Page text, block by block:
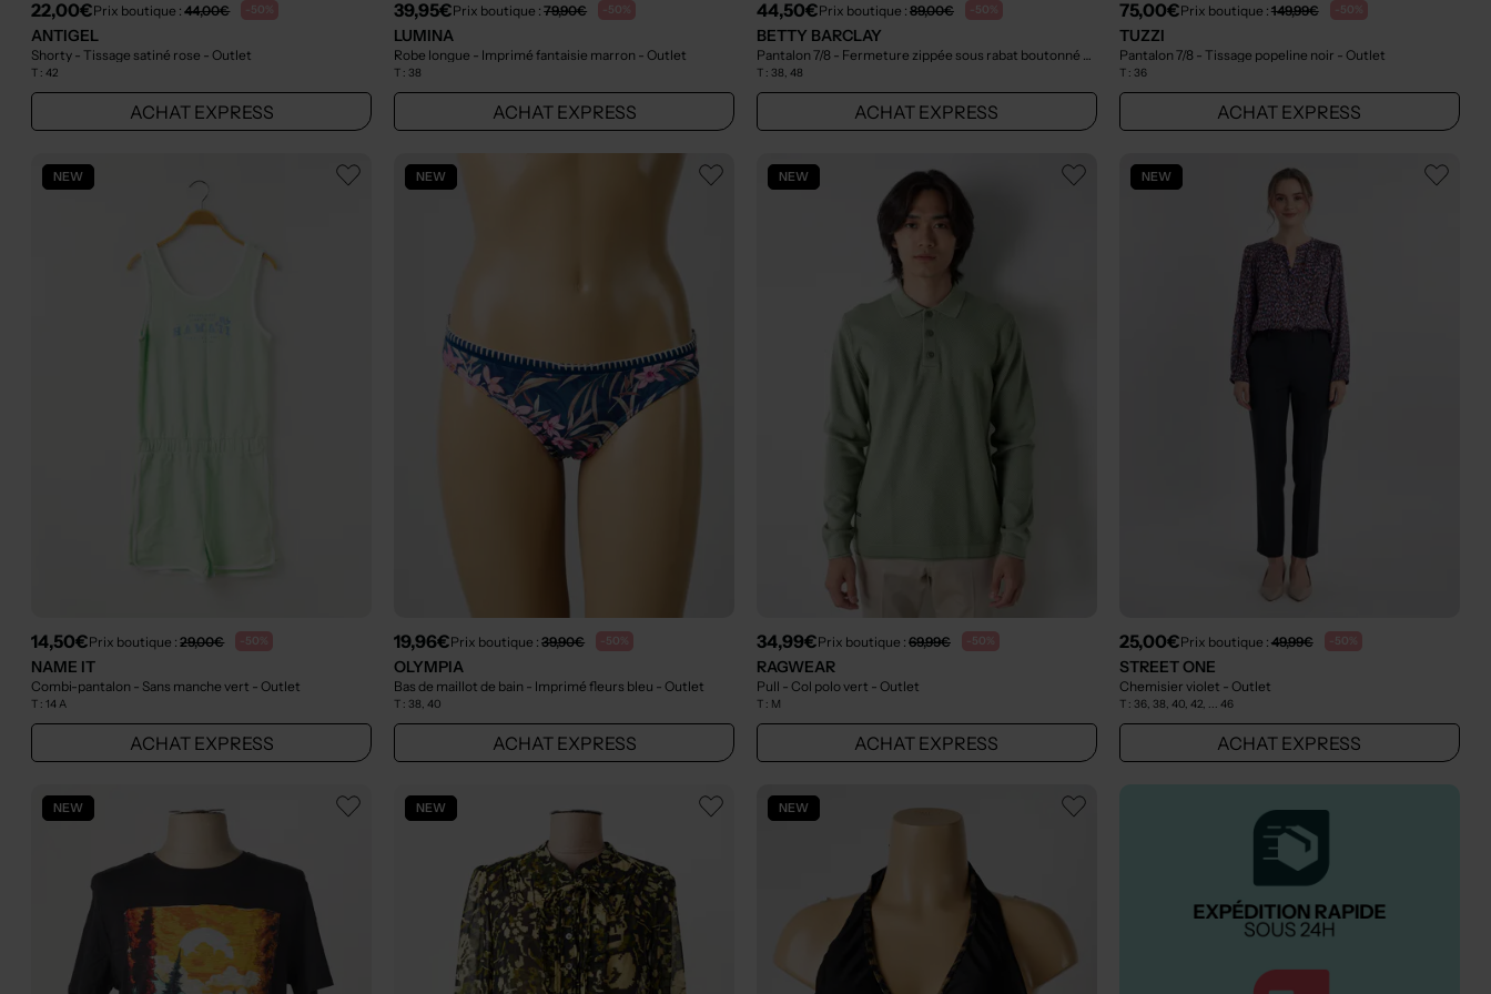
22,00€Prix boutique :44,00€ -50%
ANTIGEL
Shorty - Tissage satiné rose - Outlet
T :42
ACHAT EXPRESS
39,95€Prix boutique :79,90€ -50%
LUMINA
Robe longue - Imprimé fantaisie marron - Outlet
T :38
ACHAT EXPRESS
44,50€Prix boutique : 89,00€ -50%
BETTY BARCLAY
Pantalon 7/8 - Fermeture zippée sous rabat boutonné bleu - Outlet
T : 38, 48
ACHAT EXPRESS
75,00€Prix boutique : 149,99€ -50%
TUZZI
Pantalon 7/8 - Tissage popeline noir - Outlet
T : 36
ACHAT EXPRESS
NEW
14,50€Prix boutique :29,00€ -50%
NAME IT
Combi-pantalon - Sans manche vert - Outlet
T :14 A
ACHAT EXPRESS
NEW
19,96€Prix boutique :39,90€ -50%
OLYMPIA
Bas de maillot de bain - Imprimé fleurs bleu - Outlet
T :38, 40
ACHAT EXPRESS
NEW
34,99€Prix boutique : 69,99€ -50%
RAGWEAR
Pull - Col polo vert - Outlet
T : M
ACHAT EXPRESS
NEW
25,00€Prix boutique : 49,99€ -50%
STREET ONE
Chemisier violet - Outlet
T : 36, 38, 40, 42, ... 46
ACHAT EXPRESS
NEW NEW NEW